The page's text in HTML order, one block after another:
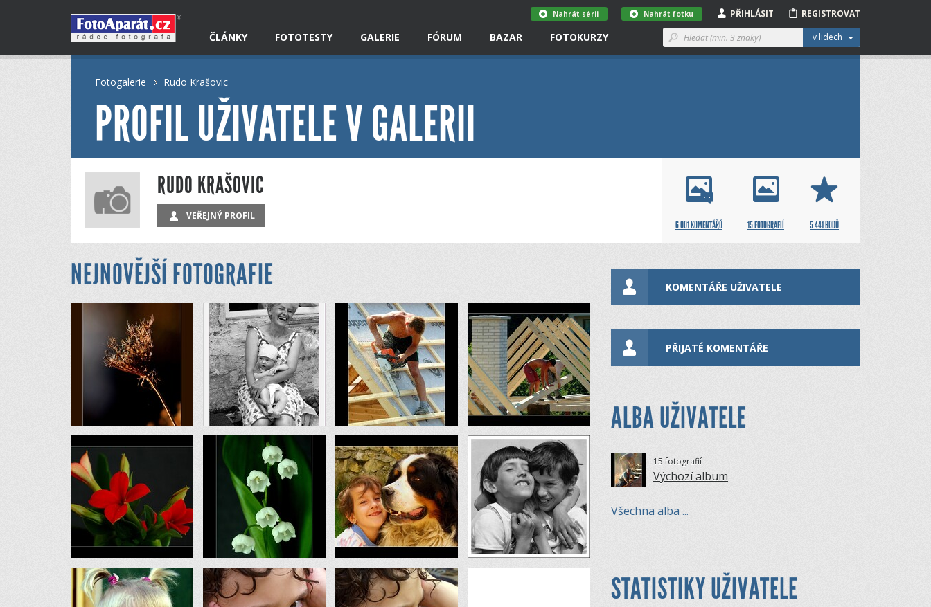
ČLÁNKY FOTOTESTY GALERIE FÓRUM BAZAR FOTOKURZY v lidech
REGISTROVAT
PŘIHLÁSIT
Nahrát fotku
Nahrát sérii
Fotogalerie Rudo Krašovic
PROFIL UŽIVATELE V GALERII
RUDO KRAŠOVIC
VEŘEJNÝ PROFIL
6 001 KOMENTÁŘŮ
15 FOTOGRAFIÍ 5 441 BODŮ
NEJNOVĚJŠÍ FOTOGRAFIE KOMENTÁŘE UŽIVATELE
PŘIJATÉ KOMENTÁŘE
ALBA UŽIVATELE
15 fotografií
Výchozí album
Všechna alba ...
STATISTIKY UŽIVATELE